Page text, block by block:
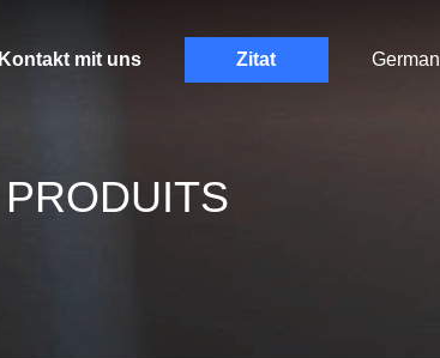
Kontakt mit uns Zitat German
PRODUITS